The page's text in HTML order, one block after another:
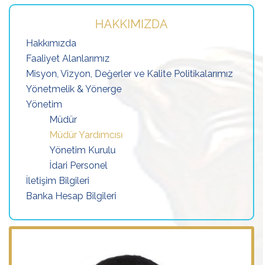
HAKKIMIZDA
Hakkımızda
Faaliyet Alanlarımız
Misyon, Vizyon, Değerler ve Kalite Politikalarımız
Yönetmelik & Yönerge
Yönetim
Müdür
Müdür Yardımcısı
Yönetim Kurulu
İdari Personel
İletişim Bilgileri
Banka Hesap Bilgileri